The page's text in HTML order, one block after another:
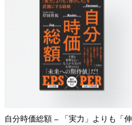
自分時価総額 – 「実力」よりも「伸